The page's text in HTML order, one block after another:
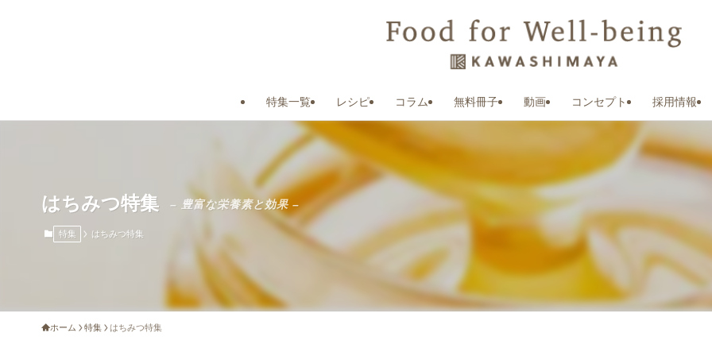
特集一覧 レシピ コラム 無料冊子 動画 コンセプト 採用情報
はちみつ特集 – 豊富な栄養素と効果 –
特集 はちみつ特集
ホーム 特集 はちみつ特集